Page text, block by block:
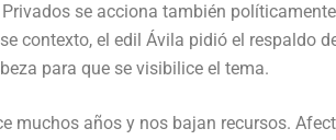
se acciona también
contexto, el edil Ávila pidió el respaldo
para que se visibilice el tema.
muchos años y nos bajan recursos.